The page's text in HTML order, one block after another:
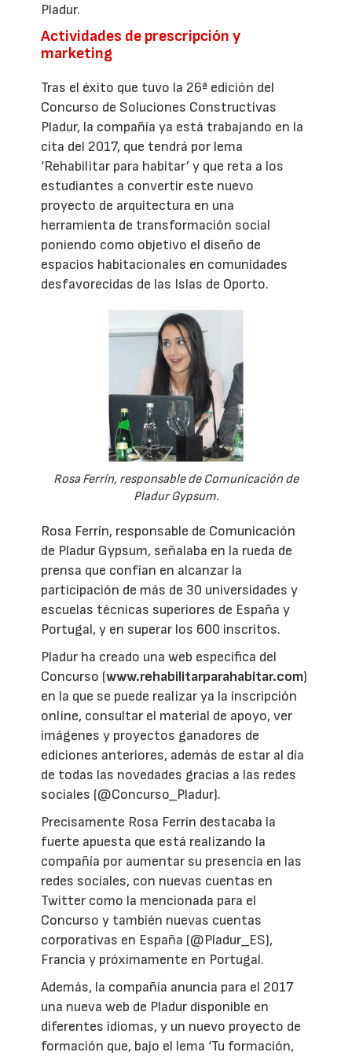
Pladur.
Actividades de prescripción y
marketing
Tras el éxito que tuvo la 26ª edición del
Concurso de Soluciones Constructivas
Pladur, la compañía ya está trabajando en la
cita del 2017, que tendrá por lema
‘Rehabilitar para habitar’ y que reta a los
estudiantes a convertir este nuevo
proyecto de arquitectura en una
herramienta de transformación social
poniendo como objetivo el diseño de
espacios habitacionales en comunidades
desfavorecidas de las Islas de Oporto.
Rosa Ferrín, responsable de Comunicación de
Pladur Gypsum.
Rosa Ferrín, responsable de Comunicación
de Pladur Gypsum, señalaba en la rueda de
prensa que confían en alcanzar la
participación de más de 30 universidades y
escuelas técnicas superiores de España y
Portugal, y en superar los 600 inscritos.
Pladur ha creado una web específica del
Concurso (www.rehabilitarparahabitar.com)
en la que se puede realizar ya la inscripción
online, consultar el material de apoyo, ver
imágenes y proyectos ganadores de
ediciones anteriores, además de estar al día
de todas las novedades gracias a las redes
sociales (@Concurso_Pladur).
Precisamente Rosa Ferrín destacaba la
fuerte apuesta que está realizando la
compañía por aumentar su presencia en las
redes sociales, con nuevas cuentas en
Twitter como la mencionada para el
Concurso y también nuevas cuentas
corporativas en España (@Pladur_ES),
Francia y próximamente en Portugal.
Además, la compañía anuncia para el 2017
una nueva web de Pladur disponible en
diferentes idiomas, y un nuevo proyecto de
formación que, bajo el lema ‘Tu formación,